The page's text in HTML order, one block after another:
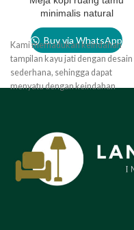
minimalis natural
Buy via WhatsApp
Kami memadukan keindahan
tampilan kayu jati dengan desain
sederhana, sehingga dapat
menyatu dengan keindahan
Meja kopi ini sangat cocok untuk
menemani Anda duduk bersama
keluarga .